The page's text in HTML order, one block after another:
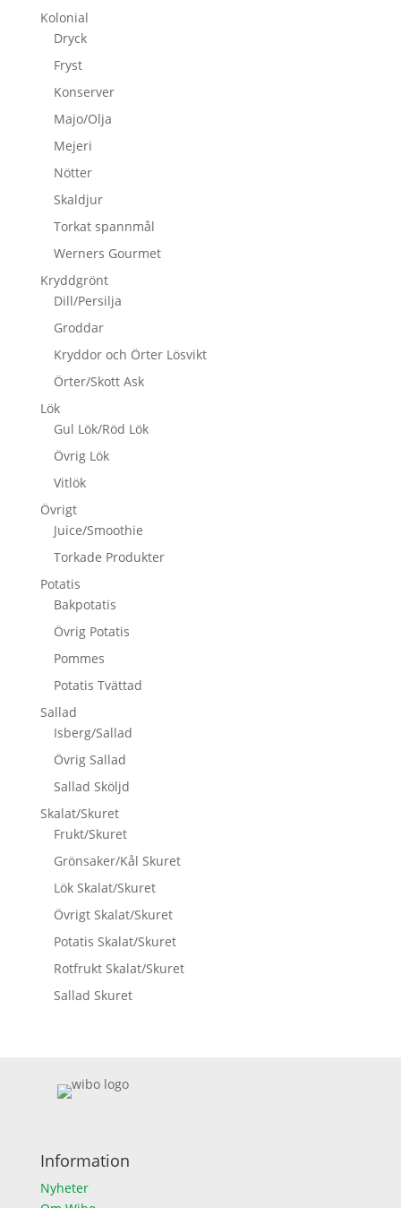
Kolonial
Dryck
Fryst
Konserver
Majo/Olja
Mejeri
Nötter
Skaldjur
Torkat spannmål
Werners Gourmet
Kryddgrönt
Dill/Persilja
Groddar
Kryddor och Örter Lösvikt
Örter/Skott Ask
Lök
Gul Lök/Röd Lök
Övrig Lök
Vitlök
Övrigt
Juice/Smoothie
Torkade Produkter
Potatis
Bakpotatis
Övrig Potatis
Pommes
Potatis Tvättad
Sallad
Isberg/Sallad
Övrig Sallad
Sallad Sköljd
Skalat/Skuret
Frukt/Skuret
Grönsaker/Kål Skuret
Lök Skalat/Skuret
Övrigt Skalat/Skuret
Potatis Skalat/Skuret
Rotfrukt Skalat/Skuret
Sallad Skuret
Information
Nyheter